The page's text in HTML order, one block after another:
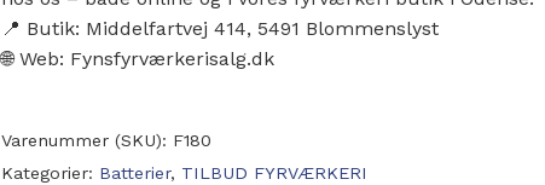
📍 Butik: Middelfartvej 414, 5491 Blommenslyst
🌐 Web: Fynsfyrværkerisalg.dk
Varenummer (SKU): F180
Kategorier: Batterier, TILBUD FYRVÆRKERI